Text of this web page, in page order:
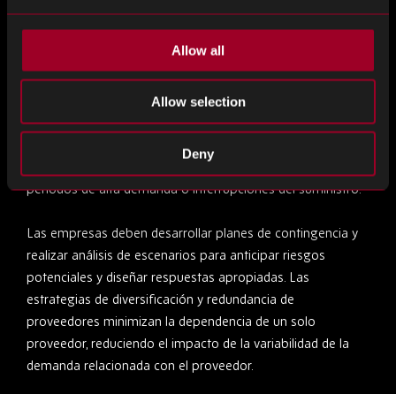
Allow all
Allow selection
Deny
Gestión y mitigación de riesgos
La gestión de la variabilidad de la demanda también
implica mitigar los riesgos asociados con patrones de
demanda impredecibles. El inventario regulador y las
existencias de seguridad desempeñan un papel crucial para
garantizar la continuidad del suministro durante los
períodos de alta demanda o interrupciones del suministro.
Las empresas deben desarrollar planes de contingencia y
realizar análisis de escenarios para anticipar riesgos
potenciales y diseñar respuestas apropiadas. Las
estrategias de diversificación y redundancia de
proveedores minimizan la dependencia de un solo
proveedor, reduciendo el impacto de la variabilidad de la
demanda relacionada con el proveedor.